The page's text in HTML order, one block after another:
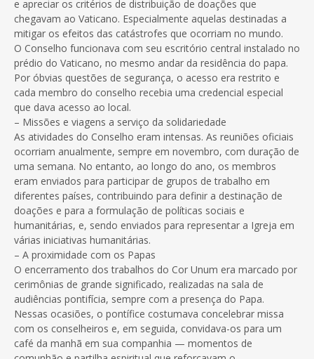
e apreciar os critérios de distribuição de doações que
chegavam ao Vaticano. Especialmente aquelas destinadas a
mitigar os efeitos das catástrofes que ocorriam no mundo.
O Conselho funcionava com seu escritório central instalado no
prédio do Vaticano, no mesmo andar da residência do papa.
Por óbvias questões de segurança, o acesso era restrito e
cada membro do conselho recebia uma credencial especial
que dava acesso ao local.
– Missões e viagens a serviço da solidariedade
As atividades do Conselho eram intensas. As reuniões oficiais
ocorriam anualmente, sempre em novembro, com duração de
uma semana. No entanto, ao longo do ano, os membros
eram enviados para participar de grupos de trabalho em
diferentes países, contribuindo para definir a destinação de
doações e para a formulação de políticas sociais e
humanitárias, e, sendo enviados para representar a Igreja em
várias iniciativas humanitárias.
– A proximidade com os Papas
O encerramento dos trabalhos do Cor Unum era marcado por
cerimônias de grande significado, realizadas na sala de
audiências pontifícia, sempre com a presença do Papa.
Nessas ocasiões, o pontífice costumava concelebrar missa
com os conselheiros e, em seguida, convidava-os para um
café da manhã em sua companhia — momentos de